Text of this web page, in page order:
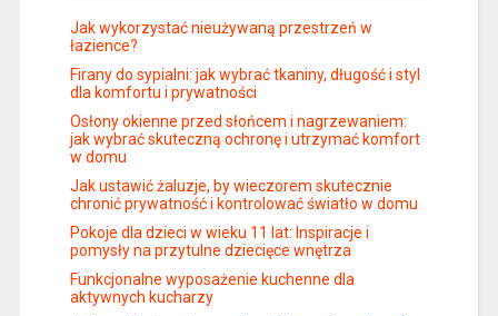
Jak wykorzystać nieużywaną przestrzeń w
łazience?
Firany do sypialni: jak wybrać tkaniny, długość i styl
dla komfortu i prywatności
Osłony okienne przed słońcem i nagrzewaniem:
jak wybrać skuteczną ochronę i utrzymać komfort
w domu
Jak ustawić żaluzje, by wieczorem skutecznie
chronić prywatność i kontrolować światło w domu
Pokoje dla dzieci w wieku 11 lat: Inspiracje i
pomysły na przytulne dziecięce wnętrza
Funkcjonalne wyposażenie kuchenne dla
aktywnych kucharzy